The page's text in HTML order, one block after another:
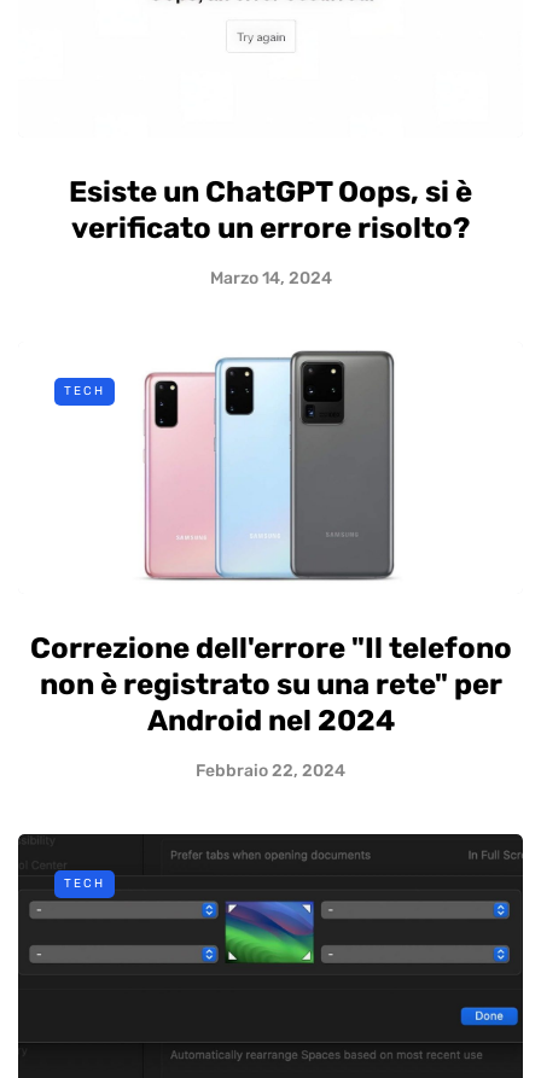
Esiste un ChatGPT Oops, si è
verificato un errore risolto?
Marzo 14, 2024
TECH
Correzione dell'errore "Il telefono
non è registrato su una rete" per
Android nel 2024
Febbraio 22, 2024
TECH